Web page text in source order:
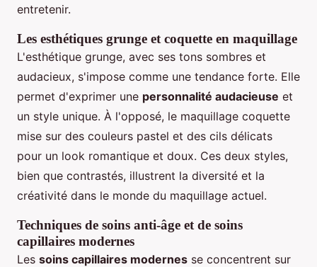
entretenir.
Les esthétiques grunge et coquette en maquillage
L'esthétique grunge, avec ses tons sombres et
audacieux, s'impose comme une tendance forte. Elle
permet d'exprimer une personnalité audacieuse et
un style unique. À l'opposé, le maquillage coquette
mise sur des couleurs pastel et des cils délicats
pour un look romantique et doux. Ces deux styles,
bien que contrastés, illustrent la diversité et la
créativité dans le monde du maquillage actuel.
Techniques de soins anti-âge et de soins
capillaires modernes
Les soins capillaires modernes se concentrent sur